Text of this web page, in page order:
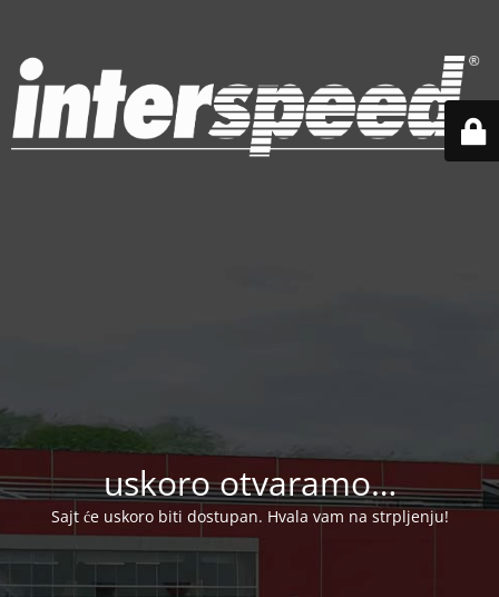
uskoro otvaramo…
Sajt će uskoro biti dostupan. Hvala vam na strpljenju!